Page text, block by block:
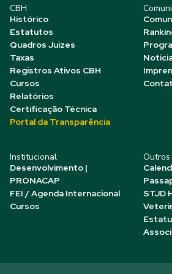
CBH
Histórico
Estatutos
Quadros Juízes
Taxas
Registros Ativos CBH
Cursos
Relatórios
Certificação Técnica
Portal da Transparência
Institucional
Desenvolvimento |
PRONACAP
FEI / Agenda Internacional
Cursos
Outros
STJD